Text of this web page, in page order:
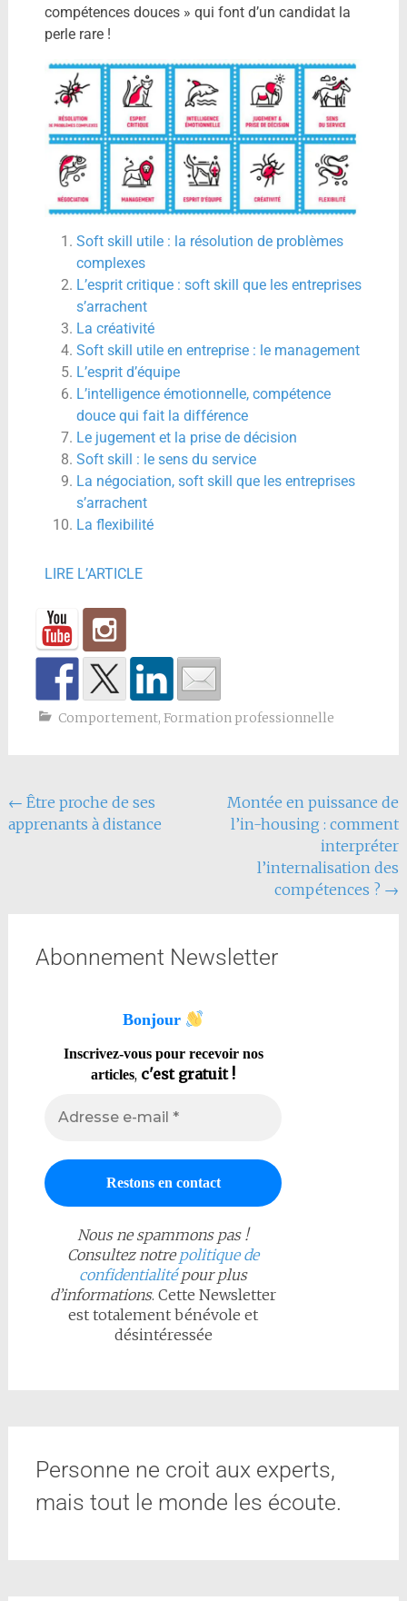
compétences douces » qui font d’un candidat la
perle rare !
Soft skill utile : la résolution de problèmes
complexes
L’esprit critique : soft skill que les entreprises
s’arrachent
La créativité
Soft skill utile en entreprise : le management
L’esprit d’équipe
L’intelligence émotionnelle, compétence
douce qui fait la différence
Le jugement et la prise de décision
Soft skill : le sens du service
La négociation, soft skill que les entreprises
s’arrachent
La flexibilité
LIRE L’ARTICLE
Comportement, Formation professionnelle
← Être proche de ses
apprenants à distance
Montée en puissance de
l’in-housing : comment
interpréter
l’internalisation des
compétences ? →
Abonnement Newsletter
Bonjour
Inscrivez-vous pour recevoir nos
articles, c'est gratuit !
Nous ne spammons pas !
Consultez notrepolitique de
confidentialitépour plus
d’informations. Cette Newsletter
est totalement bénévole et
désintéressée
Personne ne croit aux experts,
mais tout le monde les écoute.